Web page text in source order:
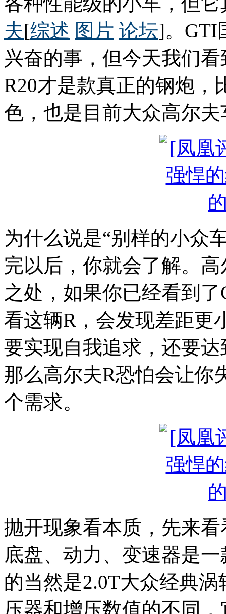
夫[综述 图片 论坛]。GTI
兴奋的事，但今天我们
R20才是款真正的钢炮，
色，也是目前大众高尔
为什么说是“别样的小众
完以后，你就会了解。
之处，如果你已经看到
看这辆R，会发现差距更
要实现自我追求，还要
那么高尔夫R恐怕会让你
个需求。
抛开现象看本质，先来
底盘、动力、变速器是
的当然是2.0T大众经典
压器和增压数值的不同